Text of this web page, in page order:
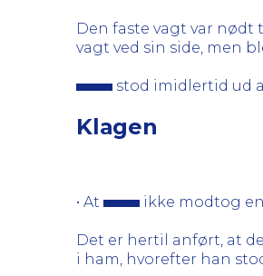
Den faste vagt var nødt
vagt ved sin side, men
stod imidlertid ud
Klagen
• At ikke modtog
Det er hertil anført, at
i ham, hvorefter han